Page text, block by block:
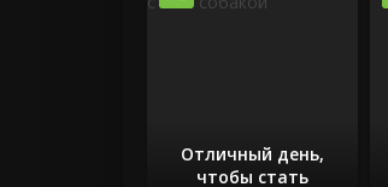
Отличный день,
чтобы стать